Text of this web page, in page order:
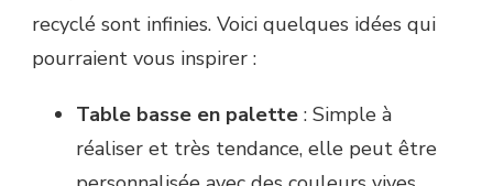
recyclé sont infinies. Voici quelques idées qui
pourraient vous inspirer :
Table basse en palette : Simple à
réaliser et très tendance, elle peut être